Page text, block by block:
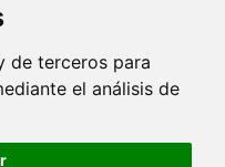
de terceros para
el análisis de
11. Planta 0 28029 Madrid